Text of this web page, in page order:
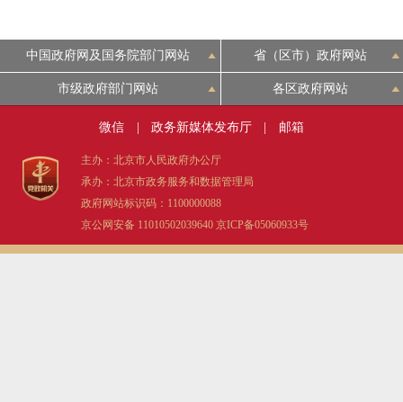
中国政府网及国务院部门网站 省（区市）政府网站
市级政府部门网站 各区政府网站
微信 政务新媒体发布厅 邮箱
主办：北京市人民政府办公厅
承办：北京市政务服务和数据管理局
政府网站标识码：1100000088
京公网安备 11010502039640 京ICP备05060933号